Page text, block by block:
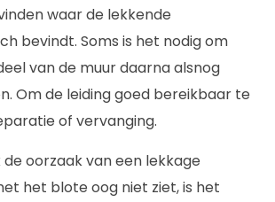
waar de lekkende
bevindt. Soms is het nodig om
van de muur daarna alsnog
Om de leiding goed bereikbaar te
of vervanging.
de oorzaak van een lekkage
het blote oog niet ziet, is het